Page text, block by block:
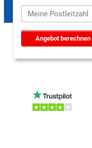
Angebot berechnen